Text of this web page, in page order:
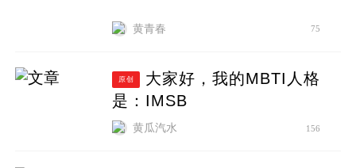
黄青春 75
原创
是：IMSB
黄瓜汽水 156